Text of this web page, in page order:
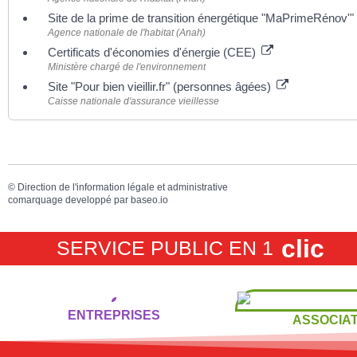
Site de la prime de transition énergétique "MaPrimeRénov'"
Agence nationale de l'habitat (Anah)
Certificats d'économies d'énergie (CEE)
Ministère chargé de l'environnement
Site "Pour bien vieillir.fr" (personnes âgées)
Caisse nationale d'assurance vieillesse
© Direction de l'information légale et administrative
comarquage developpé par baseo.io
SERVICE PUBLIC EN 1 clic
ENTREPRISES